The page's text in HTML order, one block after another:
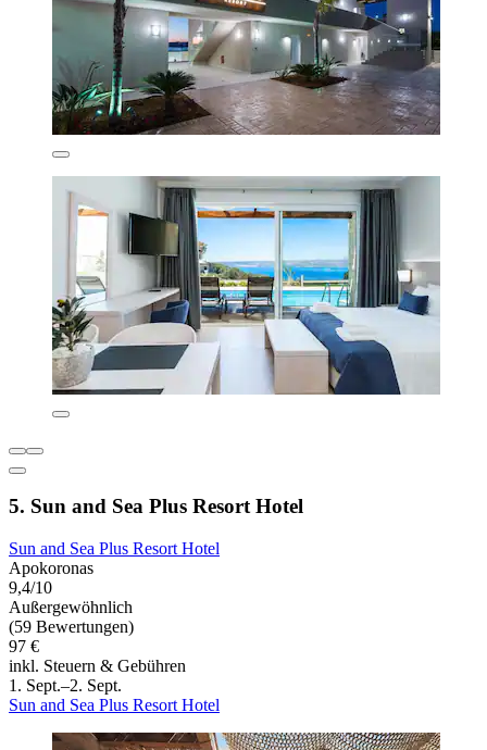
5. Sun and Sea Plus Resort Hotel
Sun and Sea Plus Resort Hotel
Apokoronas
9,4/10
Außergewöhnlich
(59 Bewertungen)
97 €
inkl. Steuern & Gebühren
1. Sept.–2. Sept.
Sun and Sea Plus Resort Hotel